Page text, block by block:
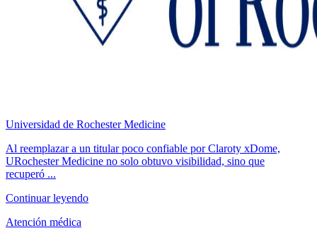
Universidad de Rochester Medicine
Al reemplazar a un titular poco confiable por Claroty xDome,
URochester Medicine no solo obtuvo visibilidad, sino que
recuperó ...
Continuar leyendo
Atención médica